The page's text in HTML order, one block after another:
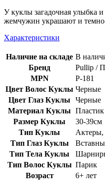
Укуклы загадочная улыбка
жемчужин украшают и темно-
Характеристики
Наличие на складе В
Бренд
Pullip /
MPN
Р-181
Цвет Волос Куклы Черные
Цвет Глаз Куклы
Черные
Материал Куклы Пластик
Размер Куклы
30-39см
Тип Куклы
Актеры,
Тип Глаз Куклы
Тип Тела Куклы
Тип Волос Куклы Парик
Возраст
6+ лет